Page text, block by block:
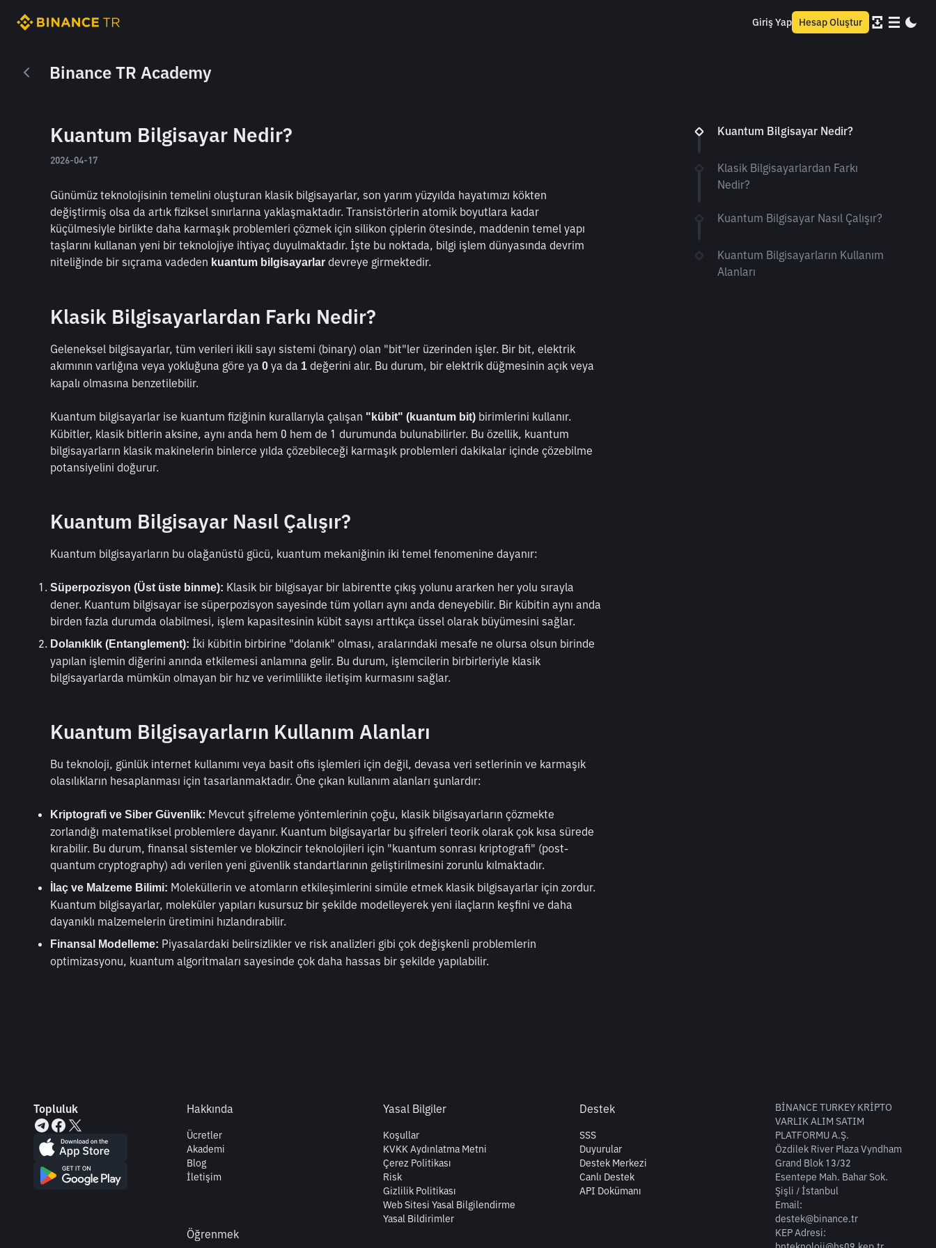
Giriş Yap Hesap Oluştur
Binance TR Academy
Kuantum Bilgisayar Nedir?
2026-04-17
Günümüz teknolojisinin temelini oluşturan klasik bilgisayarlar, son yarım yüzyılda hayatımızı kökten
değiştirmiş olsa da artık fiziksel sınırlarına yaklaşmaktadır. Transistörlerin atomik boyutlara kadar
küçülmesiyle birlikte daha karmaşık problemleri çözmek için silikon çiplerin ötesinde, maddenin temel yapı
taşlarını kullanan yeni bir teknolojiye ihtiyaç duyulmaktadır. İşte bu noktada, bilgi işlem dünyasında devrim
niteliğinde bir sıçrama vadeden kuantum bilgisayarlar devreye girmektedir.
Klasik Bilgisayarlardan Farkı Nedir?
Geleneksel bilgisayarlar, tüm verileri ikili sayı sistemi (binary) olan "bit"ler üzerinden işler. Bir bit, elektrik
akımının varlığına veya yokluğuna göre ya 0 ya da 1 değerini alır. Bu durum, bir elektrik düğmesinin açık veya
kapalı olmasına benzetilebilir.
Kuantum bilgisayarlar ise kuantum fiziğinin kurallarıyla çalışan "kübit" (kuantum bit) birimlerini kullanır.
Kübitler, klasik bitlerin aksine, aynı anda hem 0 hem de 1 durumunda bulunabilirler. Bu özellik, kuantum
bilgisayarların klasik makinelerin binlerce yılda çözebileceği karmaşık problemleri dakikalar içinde çözebilme
potansiyelini doğurur.
Kuantum Bilgisayar Nasıl Çalışır?
Kuantum bilgisayarların bu olağanüstü gücü, kuantum mekaniğinin iki temel fenomenine dayanır:
Süperpozisyon (Üst üste binme): Klasik bir bilgisayar bir labirentte çıkış yolunu ararken her yolu sırayla
dener. Kuantum bilgisayar ise süperpozisyon sayesinde tüm yolları aynı anda deneyebilir. Bir kübitin aynı anda
birden fazla durumda olabilmesi, işlem kapasitesinin kübit sayısı arttıkça üssel olarak büyümesini sağlar.
Dolanıklık (Entanglement): İki kübitin birbirine "dolanık" olması, aralarındaki mesafe ne olursa olsun birinde
yapılan işlemin diğerini anında etkilemesi anlamına gelir. Bu durum, işlemcilerin birbirleriyle klasik
bilgisayarlarda mümkün olmayan bir hız ve verimlilikte iletişim kurmasını sağlar.
Kuantum Bilgisayarların Kullanım Alanları
Bu teknoloji, günlük internet kullanımı veya basit ofis işlemleri için değil, devasa veri setlerinin ve karmaşık
olasılıkların hesaplanması için tasarlanmaktadır. Öne çıkan kullanım alanları şunlardır:
Kriptografi ve Siber Güvenlik: Mevcut şifreleme yöntemlerinin çoğu, klasik bilgisayarların çözmekte
zorlandığı matematiksel problemlere dayanır. Kuantum bilgisayarlar bu şifreleri teorik olarak çok kısa sürede
kırabilir. Bu durum, finansal sistemler ve blokzincir teknolojileri için "kuantum sonrası kriptografi" (post-
quantum cryptography) adı verilen yeni güvenlik standartlarının geliştirilmesini zorunlu kılmaktadır.
İlaç ve Malzeme Bilimi: Moleküllerin ve atomların etkileşimlerini simüle etmek klasik bilgisayarlar için zordur.
Kuantum bilgisayarlar, moleküler yapıları kusursuz bir şekilde modelleyerek yeni ilaçların keşfini ve daha
dayanıklı malzemelerin üretimini hızlandırabilir.
Finansal Modelleme: Piyasalardaki belirsizlikler ve risk analizleri gibi çok değişkenli problemlerin
optimizasyonu, kuantum algoritmaları sayesinde çok daha hassas bir şekilde yapılabilir.
Kuantum Bilgisayar Nedir?
Klasik Bilgisayarlardan Farkı
Nedir?
Kuantum Bilgisayar Nasıl Çalışır?
Kuantum Bilgisayarların Kullanım
Alanları
Topluluk Hakkında
Ücretler
Akademi
Blog
İletişim
Yasal Bilgiler
Koşullar
KVKK Aydınlatma Metni
Çerez Politikası
Risk
Gizlilik Politikası
Web Sitesi Yasal Bilgilendirme
Yasal Bildirimler
Destek
SSS
Duyurular
Destek Merkezi
Canlı Destek
API Dokümanı
Öğrenmek
BİNANCE TURKEY KRİPTO
VARLIK ALIM SATIM
PLATFORMU A.Ş.
Özdilek River Plaza Vyndham
Grand Blok 13/32
Esentepe Mah. Bahar Sok.
Şişli / İstanbul
Email:
destek@binance.tr
KEP Adresi: